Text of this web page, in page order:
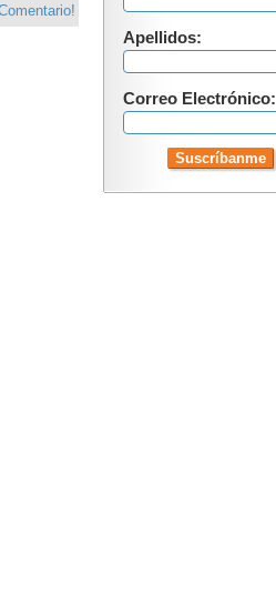
Apellidos:
Correo Electrónico: